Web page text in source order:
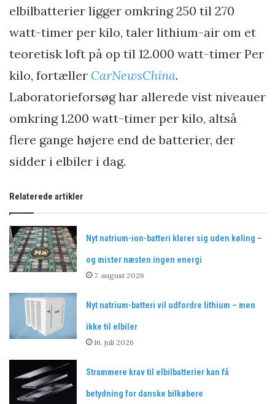
elbilbatterier ligger omkring 250 til 270
watt-timer per kilo, taler lithium-air om et
teoretisk loft på op til 12.000 watt-timer Per
kilo, fortæller CarNewsChina.
Laboratorieforsøg har allerede vist niveauer
omkring 1.200 watt-timer per kilo, altså
flere gange højere end de batterier, der
sidder i elbiler i dag.
Relaterede artikler
Nyt natrium-ion-batteri klarer sig uden køling –
og mister næsten ingen energi
7. august 2026
Nyt natrium-batteri vil udfordre lithium – men
ikke til elbiler
16. juli 2026
Strammere krav til elbilbatterier kan få
betydning for danske bilkøbere